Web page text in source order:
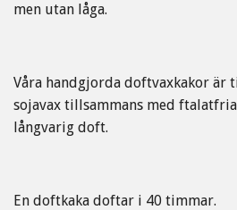
men utan låga.
Våra handgjorda doftvaxkakor är
sojavax tillsammans med
långvarig doft.
En doftkaka doftar i 40 timmar.